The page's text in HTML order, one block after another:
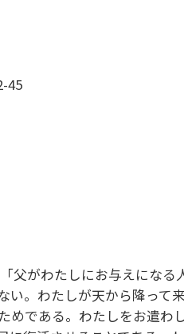
45
父がわたしにお与えにな
い。わたしが天から降って
めである。わたしをお遣わ